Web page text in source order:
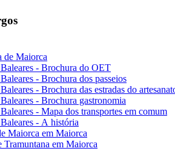
de Maiorca
- Brochura do OET
- Brochura dos passeios
- Brochura das estradas do
- Brochura gastronomia
- Mapa dos transportes em comum
- A história
Maiorca em Maiorca
Tramuntana em Maiorca